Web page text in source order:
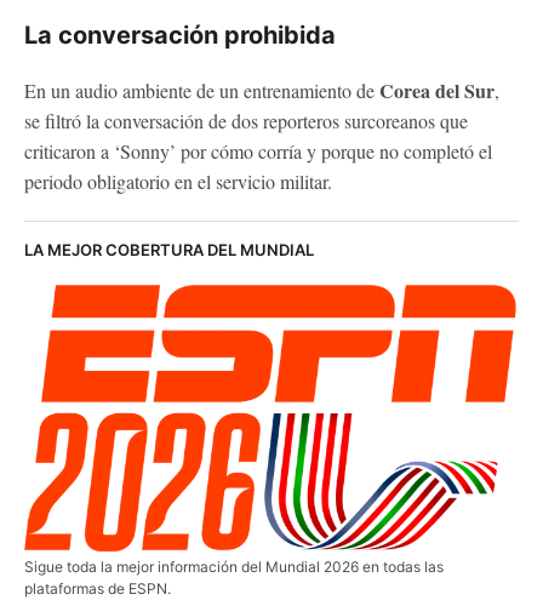
La conversación prohibida
En un audio ambiente de un entrenamiento deCorea del Sur,
se filtró la conversación de dos reporteros surcoreanos que
criticaron a ‘Sonny’ por cómo corría y porque no completó el
periodo obligatorio en el servicio militar.
LA MEJOR COBERTURA DEL MUNDIAL
Sigue toda la mejor información del Mundial 2026 en todas las
plataformas de ESPN.